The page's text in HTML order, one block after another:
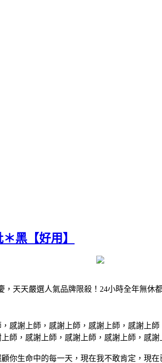
黑【好用】
，天天嚴選人氣品牌限殺！24小時全年無休
感謝上師，感謝上師，感謝上師，感謝上
師，感謝上師，感謝上師，感謝上師，感
你生命中的每一天，現在我不敢肯定，現